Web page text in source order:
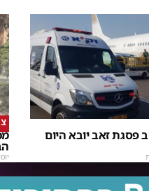
זאב יובא היום